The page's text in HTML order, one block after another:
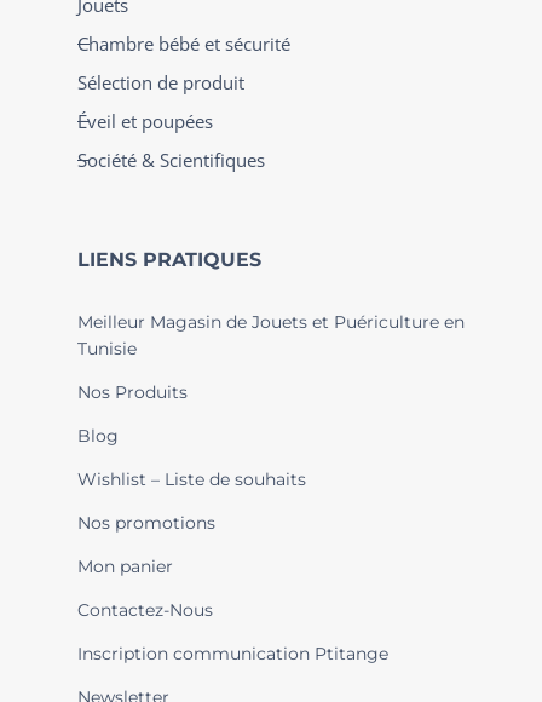
Jouets
Chambre bébé et sécurité
Sélection de produit
Éveil et poupées
Société & Scientifiques
LIENS PRATIQUES
Meilleur Magasin de Jouets et Puériculture en
Tunisie
Nos Produits
Blog
Wishlist – Liste de souhaits
Nos promotions
Mon panier
Contactez-Nous
Inscription communication Ptitange
Newsletter